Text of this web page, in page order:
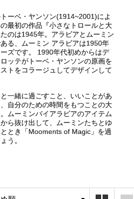
ーベ・ヤンソン(1914~2001)によ
最初の作品『小さなトロールと大
のは1945年。アラビアとムーミン
る、ムーミン アラビアは1950年
ズです。 1990年代初めからはデ
ッテがトーベ・ヤンソンの原画を
トをコラージュしてデザインして
一緒に過ごすこと、いいことがあ
自分のための時間をもつことの大
ムーミンバイアラビアのアイテム
ら抜け出して、ムーミンたちとゆ
とき「Mooments of Magic」を過
う。